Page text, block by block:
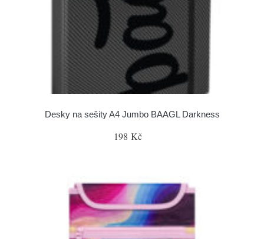
Desky na sešity A4 Jumbo BAAGL Darkness
198 Kč